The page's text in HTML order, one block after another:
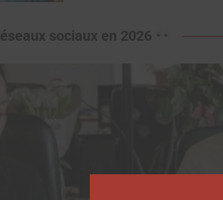
sociaux en 2026